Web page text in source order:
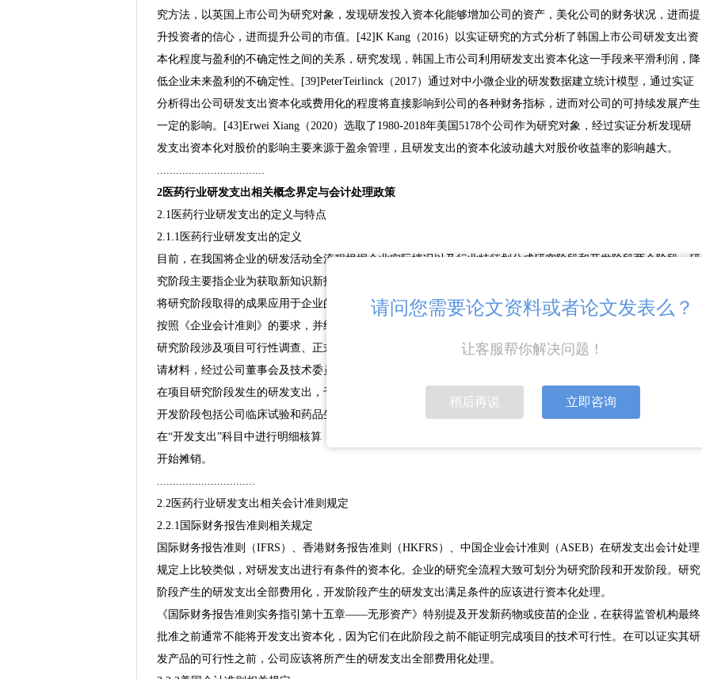
究方法，以英国上市公司为研究对象，发现研发投入资本化能够增加公司的资产，美化公司的财务状况，进而提
升投资者的信心，进而提升公司的市值。[42]K Kang（2016）以实证研究的方式分析了韩国上市公司研发支出资
本化程度与盈利的不确定性之间的关系，研究发现，韩国上市公司利用研发支出资本化这一手段来平滑利润，降
低企业未来盈利的不确定性。[39]PeterTeirlinck（2017）通过对中小微企业的研发数据建立统计模型，通过实证
分析得出公司研发支出资本化或费用化的程度将直接影响到公司的各种财务指标，进而对公司的可持续发展产生
一定的影响。[43]Erwei Xiang（2020）选取了1980-2018年美国5178个公司作为研究对象，经过实证分析发现研
发支出资本化对股价的影响主要来源于盈余管理，且研发支出的资本化波动越大对股价收益率的影响越大。
..................................
2医药行业研发支出相关概念界定与会计处理政策
2.1医药行业研发支出的定义与特点
2.1.1医药行业研发支出的定义
目前，在我国将企业的研发活动全流程根据企业实际情况以及行业特征划分成研究阶段和开发阶段两个阶段。研
究阶段主要指企业为获取新知识新技术并希望未来学以致用以此来生产新产品而开展的理论研究。开发阶段是指
将研究阶段取得的成果应用于企业的研发活动中，并产生新产品或者使用新技术的过程，主要体现在应用研究。
按照《企业会计准则》的要求，并结合医药行业特点，医药行业研究阶段支出和开发阶段支出的具体标准如下：
研究阶段涉及项目可行性调查、正式立项、开始前期研发等多方面的研究。研究阶段始于研发部门向公司递交申
请材料，经过公司董事会及技术委员会审核并通过，结束于获得新药上市前的某个阶段的临床试验批件。该项目
在项目研究阶段发生的研发支出，于发生时全部计入当期损益。
开发阶段包括公司临床试验和药品生产申报。公司研发项目在开发阶段发生的研发支出，满足资本化条件的，先
在“开发支出”科目中进行明细核算，在研发项目达到预定用途后形成无形资产时转入“无形资产”科目进行核算并
开始摊销。
...............................
2.2医药行业研发支出相关会计准则规定
2.2.1国际财务报告准则相关规定
国际财务报告准则（IFRS）、香港财务报告准则（HKFRS）、中国企业会计准则（ASEB）在研发支出会计处理
规定上比较类似，对研发支出进行有条件的资本化。企业的研究全流程大致可划分为研究阶段和开发阶段。研究
阶段产生的研发支出全部费用化，开发阶段产生的研发支出满足条件的应该进行资本化处理。
《国际财务报告准则实务指引第十五章——无形资产》特别提及开发新药物或疫苗的企业，在获得监管机构最终
批准之前通常不能将开发支出资本化，因为它们在此阶段之前不能证明完成项目的技术可行性。在可以证实其研
发产品的可行性之前，公司应该将所产生的研发支出全部费用化处理。
请问您需要论文资料或者论文发表么？
让客服帮你解决问题！
稍后再说 立即咨询